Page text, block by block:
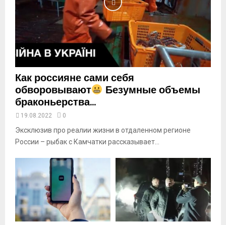
b
e
Как россияне сами себя
обворовывают Безумные объемы
браконьерства...
19.08.2022 0
Эксклюзив про реалии жизни в отдаленном регионе
России – рыбак с Камчатки рассказывает...